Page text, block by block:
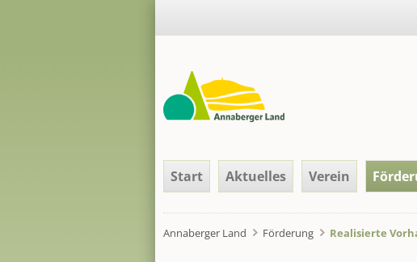
überspringen
Start Aktuelles Verein
Annaberger Land Förderung Realisierte